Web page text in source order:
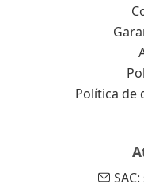
Política de